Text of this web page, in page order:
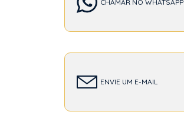
CHAMAR NO WHATSAPP
ENVIE UM E-MAIL